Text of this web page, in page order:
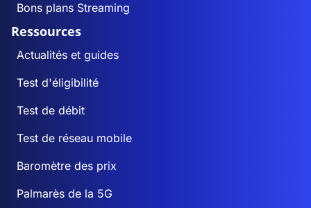
Bons plans Streaming
Ressources
Actualités et guides
Test d'éligibilité
Test de débit
Test de réseau mobile
Baromètre des prix
Palmarès de la 5G